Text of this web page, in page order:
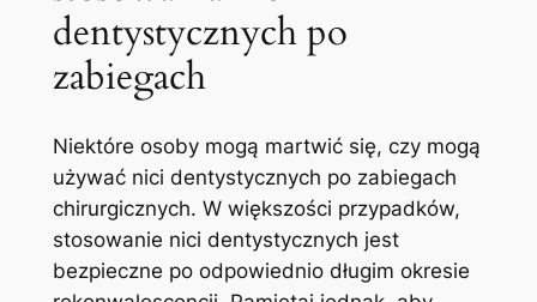
dentystycznych po
zabiegach
Niektóre osoby mogą martwić się, czy mogą
⁣używać nici dentystycznych po zabiegach
chirurgicznych. W większości przypadków,
stosowanie nici dentystycznych jest
bezpieczne‍ po‌ odpowiednio długim okresie